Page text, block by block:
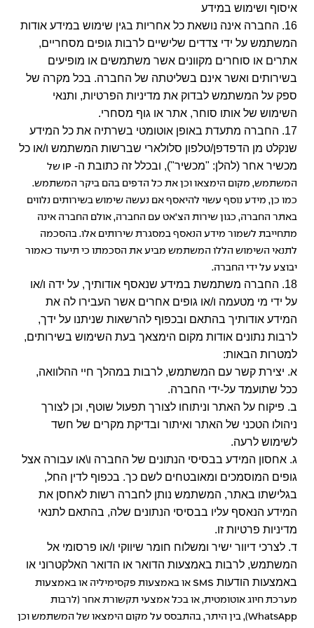
איסוף ושימוש במידע
16. החברה אינה נושאת כל אחריות בגין שימוש במידע אודות
המשתמש על ידי צדדים שלישיים לרבות גופים מסחריים,
אתרים או סוחרים מקוונים אשר משתמשים או מופיעים
בשירותים ואשר אינם בשליטתה של החברה. בכל מקרה של
ספק על המשתמש לבדוק את מדיניות הפרטיות, ותנאי
השימוש של אותו סוחר, אתר או גוף מסחרי.
17. החברה מתעדת באופן אוטומטי בשרתיה את כל המידע
שנקלט מן הדפדפן/טלפון סלולארי שברשות המשתמש ו/או כל
מכשיר אחר (להלן: "מכשיר"), ובכלל זה כתובת ה- IP
של
המשתמש, מקום הימצאו וכן את כל הדפים בהם ביקר המשתמש.
כמו כן, מידע נוסף עשוי להיאסף אם נעשה שימוש בשירותים נלווים
באתר החברה, כגון שירות הצ'אט עם החברה, אולם החברה אינה
מתחייבת לשמור מידע הנאסף במסגרת שירותים אלו. בהסכמה
לתנאי השימוש הללו המשתמש מביע את הסכמתו כי תיעוד כאמור
יבוצע על ידי החברה.
18. החברה משתמשת במידע שנאסף אודותיך, על ידה ו/או
על ידי מי מטעמה ו/או גופים אחרים אשר העבירו לה את
המידע אודותיך בהתאם ובכפוף להרשאות שניתנו על ידך,
לרבות נתונים אודות מקום הימצאך בעת השימוש בשירותים,
למטרות הבאות:
א. יצירת קשר עם המשתמש, לרבות במהלך חיי ההלוואה,
ככל שתועמד על-ידי החברה.
ב. פיקוח על האתר וניתוחו לצורך תפעול שוטף, וכן לצורך
ניהולו הטכני של האתר ואיתור ובדיקת מקרים של חשד
לשימוש לרעה.
ג. אחסון המידע בבסיסי הנתונים של החברה ו\או עבורה אצל
גופים המוסמכים ומאובטחים לשם כך. בכפוף לדין החל,
בגלישתו באתר, המשתמש נותן לחברה רשות לאחסן את
המידע הנאסף עליו בבסיסי הנתונים שלה, בהתאם לתנאי
מדיניות פרטיות זו.
ד. לצרכי דיוור ישיר ומשלוח חומר שיווקי ו/או פרסומי אל
המשתמש, לרבות באמצעות הדואר או הדואר האלקטרוני או
באמצעות הודעות SMS או באמצעות פקסימיליה או באמצעות
מערכת חיוג אוטומטית, או בכל אמצעי תקשורת אחר (לרבות
WhatsApp), בין היתר, בהתבסס על מקום הימצאו של המשתמש וכן